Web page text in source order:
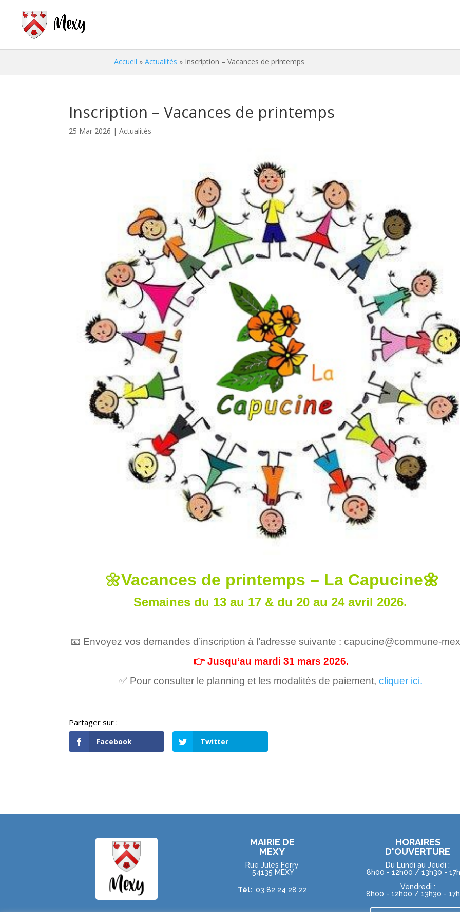
Accueil » Actualités » Inscription – Vacances de printemps
Inscription – Vacances de printemps
25 Mar 2026 |Actualités
🌼Vacances de printemps – La Capucine🌼
Semaines du 13 au 17 & du 20 au 24 avril 2026.
📧 Envoyez vos demandes d’inscription à l’adresse suivante : capucine@commune-
👉 Jusqu’au mardi 31 mars 2026.
✅ Pour consulter le planning et les modalités de paiement,cliquer ici.
Facebook Twitter
MAIRIE DE
MEXY
Rue Jules Ferry
54135 MEXY
Tél: 03 82 24 28 22
HORAIRES
D'OUVERTURE
Du Lundi au Jeudi :
8h00 - 12h00 / 13h30 -
Vendredi :
8h00 - 12h00 / 13h30 -